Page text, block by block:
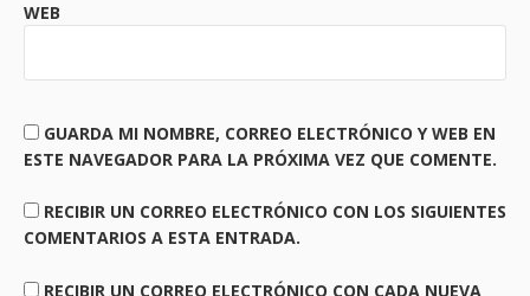
WEB
GUARDA MI NOMBRE, CORREO ELECTRÓNICO Y WEB EN
ESTE NAVEGADOR PARA LA PRÓXIMA VEZ QUE COMENTE.
RECIBIR UN CORREO ELECTRÓNICO CON LOS SIGUIENTES
COMENTARIOS A ESTA ENTRADA.
RECIBIR UN CORREO ELECTRÓNICO CON CADA NUEVA